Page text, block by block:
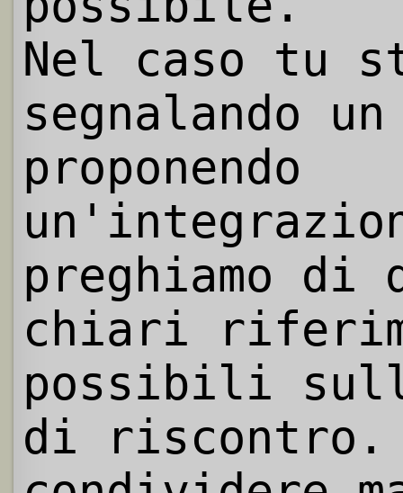
Nel caso tu
segnalando
proponendo
preghiamo
chiari
possibili
di riscontro.